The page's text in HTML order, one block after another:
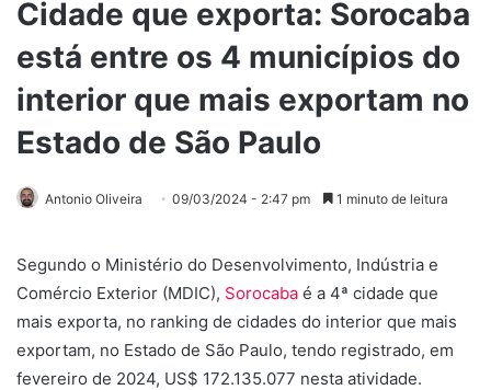
Cidade que exporta: Sorocaba
está entre os 4 municípios do
interior que mais exportam no
Estado de São Paulo
Antonio Oliveira 09/03/2024 - 2:47 pm 1 minuto de leitura
Segundo o Ministério do Desenvolvimento, Indústria e
Comércio Exterior (MDIC), Sorocaba é a 4ª cidade que
mais exporta, no ranking de cidades do interior que mais
exportam, no Estado de São Paulo, tendo registrado, em
fevereiro de 2024, US$ 172.135.077 nesta atividade.